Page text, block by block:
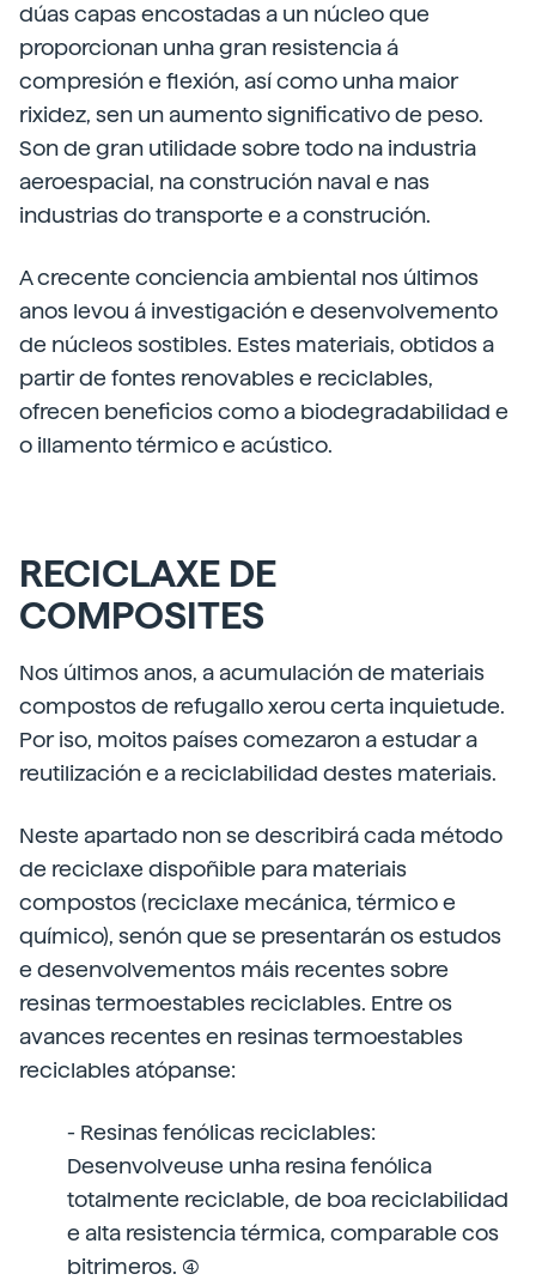
dúas capas encostadas a un núcleo que
proporcionan unha gran resistencia á
compresión e flexión, así como unha maior
rixidez, sen un aumento significativo de peso.
Son de gran utilidade sobre todo na industria
aeroespacial, na construción naval e nas
industrias do transporte e a construción.
A crecente conciencia ambiental nos últimos
anos levou á investigación e desenvolvemento
de núcleos sostibles. Estes materiais, obtidos a
partir de fontes renovables e reciclables,
ofrecen beneficios como a biodegradabilidad e
o illamento térmico e acústico.
RECICLAXE DE
COMPOSITES
Nos últimos anos, a acumulación de materiais
compostos de refugallo xerou certa inquietude.
Por iso, moitos países comezaron a estudar a
reutilización e a reciclabilidad destes materiais.
Neste apartado non se describirá cada método
de reciclaxe dispoñible para materiais
compostos (reciclaxe mecánica, térmico e
químico), senón que se presentarán os estudos
e desenvolvementos máis recentes sobre
resinas termoestables reciclables. Entre os
avances recentes en resinas termoestables
reciclables atópanse:
- Resinas fenólicas reciclables:
Desenvolveuse unha resina fenólica
totalmente reciclable, de boa reciclabilidad
e alta resistencia térmica, comparable cos
bitrimeros. (4)